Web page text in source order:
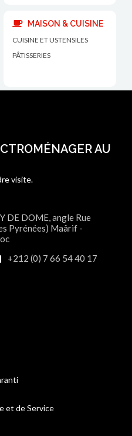
MAISON & CUISINE
CUISINE ET USTENSILES
PÂTISSERIES
AU
visite.
DE DOME, angle Rue
Pyrénées) Maârif -
+212 (0) 7 66 54 40 17
et de Service